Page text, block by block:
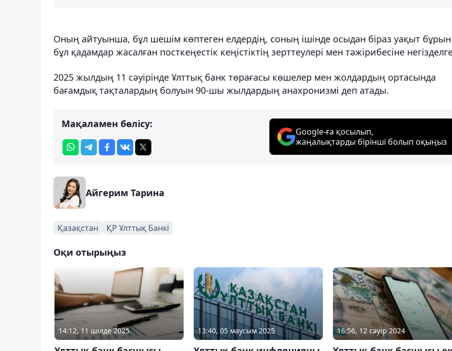
Оның айтуынша, бұл шешім көптеген елдердің, соның ішінде осыдан біраз уақыт бұрын
бұл қадамдар жасалған посткеңестік кеңістіктің зерттеулері мен тәжірибесіне
2025 жылдың 11 сәуірінде Ұлттық банк төрағасы көшелер мен жолдардың ортасында
бағамдық тақталардың болуын 90-шы жылдардың анахронизмі деп атады.
Мақаламен бөлісу:
Google-ға қосылып,
жаңалықтарды бірінші болып оқыңыз
Айгерим Тарина
Қазақстан ҚР Ұлттық Банкі
Оқи отырыңыз
14:12, 11 шілде 2025 13:40, 05 маусым 2025 16:56, 12 сәуір 2024